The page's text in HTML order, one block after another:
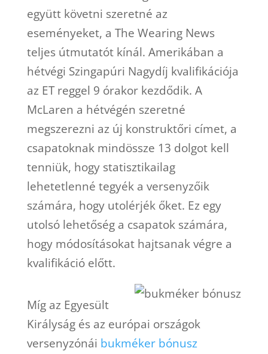
együtt követni szeretné az
eseményeket, a The Wearing News
teljes útmutatót kínál. Amerikában a
hétvégi Szingapúri Nagydíj kvalifikációja
az ET reggel 9 órakor kezdődik. A
McLaren a hétvégén szeretné
megszerezni az új konstruktőri címet, a
csapatoknak mindössze 13 dolgot kell
tenniük, hogy statisztikailag
lehetetlenné tegyék a versenyzőik
számára, hogy utolérjék őket. Ez egy
utolsó lehetőség a csapatok számára,
hogy módosításokat hajtsanak végre a
kvalifikáció előtt.
Míg az Egyesült
Királyság és az európai országok
versenyzónái bukméker bónusz